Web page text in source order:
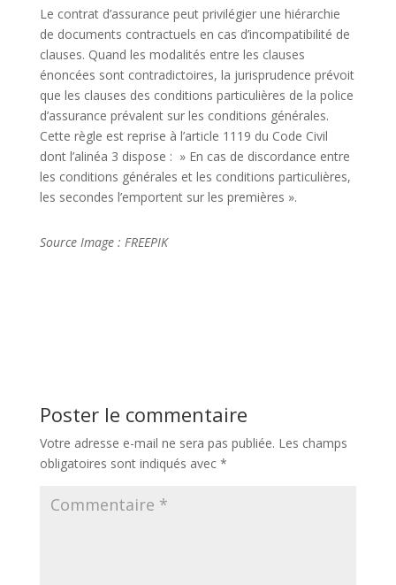
Le contrat d’assurance peut privilégier une hiérarchie
de documents contractuels en cas d’incompatibilité de
clauses. Quand les modalités entre les clauses
énoncées sont contradictoires, la jurisprudence prévoit
que les clauses des conditions particulières de la police
d’assurance prévalent sur les conditions générales.
Cette règle est reprise à l’article 1119 du Code Civil
dont l’alinéa 3 dispose : » En cas de discordance entre
les conditions générales et les conditions particulières,
les secondes l’emportent sur les premières ».
Source Image : FREEPIK
Poster le commentaire
Votre adresse e-mail ne sera pas publiée. Les champs
obligatoires sont indiqués avec *